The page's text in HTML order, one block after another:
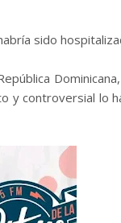
sido
y controversial lo